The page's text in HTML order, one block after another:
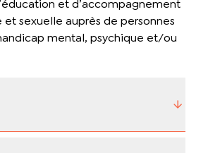
et d’accompagnement
sexuelle auprès de personnes
mental, psychique et/ou